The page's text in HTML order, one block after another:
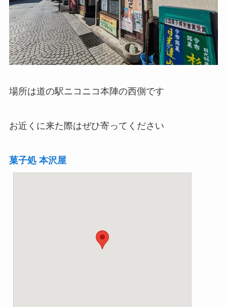
場所は道の駅ニコニコ本陣の西側です
お近くに来た際はぜひ寄ってください
菓子処 本沢屋